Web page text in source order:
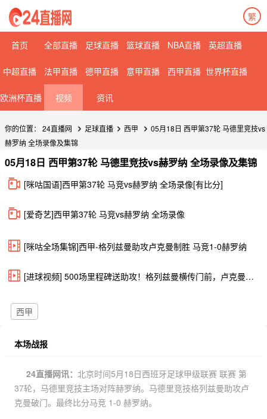
繁
首页 全部直播 足球直播 篮球直播 NBA直播 英超直播
中超直播 法甲直播 德甲直播 意甲直播 西甲直播 世界杯直播
欧洲杯直播 视频 资讯
你的位置： 24直播网 足球直播 西甲
05月18日 西甲第37轮 马德里竞技vs
赫罗纳 全场录像及集锦
05月18日 西甲第37轮 马德里竞技vs赫罗纳 全场录像及集锦
[咪咕国语]西甲第37轮 马竞vs赫罗纳 全场录像[有比分]
[爱奇艺]西甲第37轮 马竞vs赫罗纳 全场录像
[咪咕全场集锦]西甲-格列兹曼助攻卢克曼制胜 马竞1-0赫罗纳
[进球视频] 500场里程碑送助攻！格列兹曼横传门前，卢克曼推射破门！
西甲
本场战报
24直播网讯： 北京时间5月18日西班牙足球甲级联赛 联赛 第
37轮，马德里竞技主场对阵赫罗纳。马德里竞技格列兹曼助攻卢
克曼破门。最终比分马竞 1-0 赫罗纳。